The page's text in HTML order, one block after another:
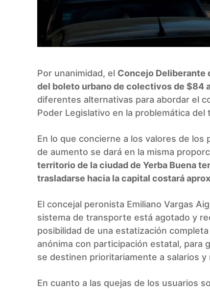
Por unanimidad, el Concejo Deliberante
del boleto urbano de colectivos de $84
diferentes alternativas para abordar el
Poder Legislativo en la problemática
En lo que concierne a los valores de
de aumento se dará en la misma
territorio de la ciudad de Yerba Buena
trasladarse hacia la capital costará
El concejal peronista Emiliano Vargas
sistema de transporte está agotado y
posibilidad de una estatización
anónima con participación estatal, para
se destinen prioritariamente a salarios
En cuanto a las quejas de los usuarios